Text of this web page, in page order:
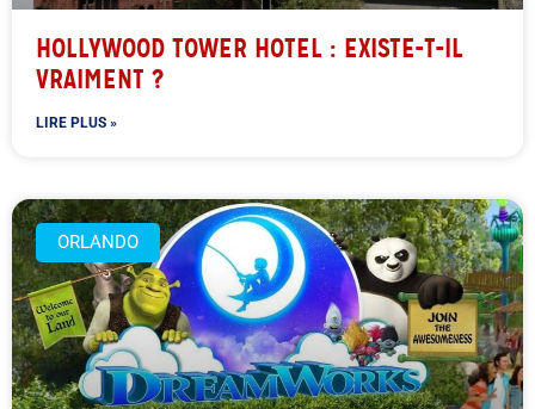
HOLLYWOOD TOWER HOTEL : EXISTE-T-IL
VRAIMENT ?
LIRE PLUS »
ORLANDO